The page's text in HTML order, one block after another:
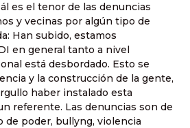
es el tenor de las denuncias
y vecinas por algún tipo de
Han subido, estamos
en general tanto a nivel
está desbordado. Esto se
y la construcción de la gente,
haber instalado esta
referente. Las denuncias son de
de poder, bullyng, violencia